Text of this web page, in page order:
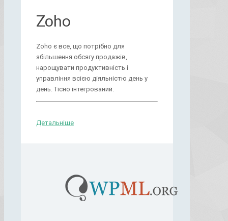
Zoho
Zoho є все, що потрібно для
збільшення обсягу продажів,
нарощувати продуктивність і
управління всією діяльністю день у
день. Тісно інтегрований.
Детальніше